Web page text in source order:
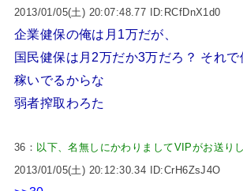
2013/01/05(土) 20:07:48.77 ID:RCfDnX1d0
企業健保の俺は月1万だが、
国民健保は月2万だか3万だろ？ それ
稼いでるからな
弱者搾取わろた
36： 以下、名無しにかわりましてVIPがお送り
2013/01/05(土) 20:12:30.34 ID:CrH6ZsJ4O